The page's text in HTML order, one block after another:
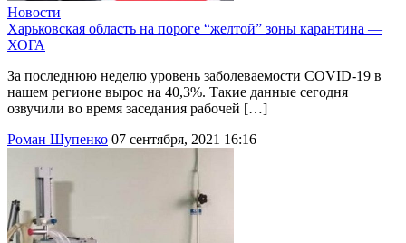
Новости
Харьковская область на пороге “желтой” зоны карантина —
ХОГА
За последнюю неделю уровень заболеваемости COVID-19 в
нашем регионе вырос на 40,3%. Такие данные сегодня
озвучили во время заседания рабочей […]
Роман Шупенко 07 сентября, 2021 16:16